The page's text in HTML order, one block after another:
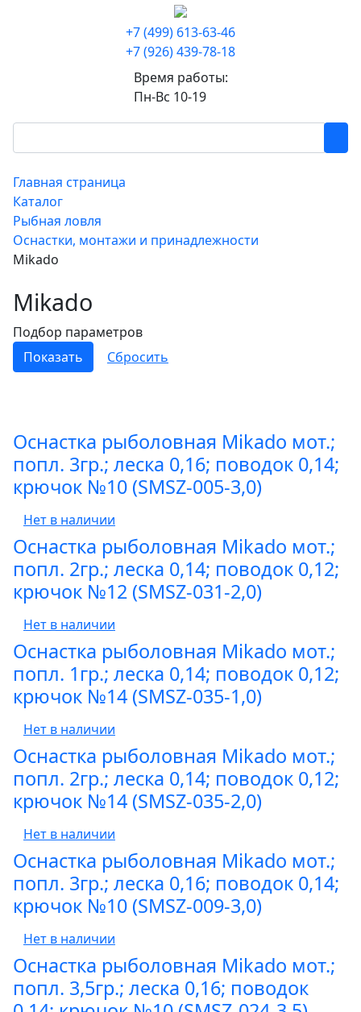
+7 (499) 613-63-46
+7 (926) 439-78-18
Время работы:
Пн-Вс 10-19
Главная страница
Каталог
Рыбная ловля
Оснастки, монтажи и принадлежности
Mikado
Mikado
Подбор параметров
Оснастка рыболовная Mikado мот.;
попл. 3гр.; леска 0,16; поводок 0,14;
крючок №10 (SMSZ-005-3,0)
Нет в наличии
Оснастка рыболовная Mikado мот.;
попл. 2гр.; леска 0,14; поводок 0,12;
крючок №12 (SMSZ-031-2,0)
Нет в наличии
Оснастка рыболовная Mikado мот.;
попл. 1гр.; леска 0,14; поводок 0,12;
крючок №14 (SMSZ-035-1,0)
Нет в наличии
Оснастка рыболовная Mikado мот.;
попл. 2гр.; леска 0,14; поводок 0,12;
крючок №14 (SMSZ-035-2,0)
Нет в наличии
Оснастка рыболовная Mikado мот.;
попл. 3гр.; леска 0,16; поводок 0,14;
крючок №10 (SMSZ-009-3,0)
Нет в наличии
Оснастка рыболовная Mikado мот.;
попл. 3,5гр.; леска 0,16; поводок